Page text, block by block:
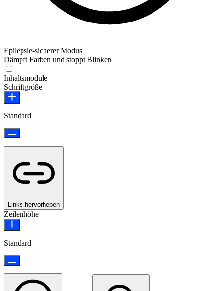
Epilepsie-sicherer Modus
Dämpft Farben und stoppt Blinken
Inhaltsmodule
Schriftgröße
Standard
Links hervorheben
Zeilenhöhe
Standard